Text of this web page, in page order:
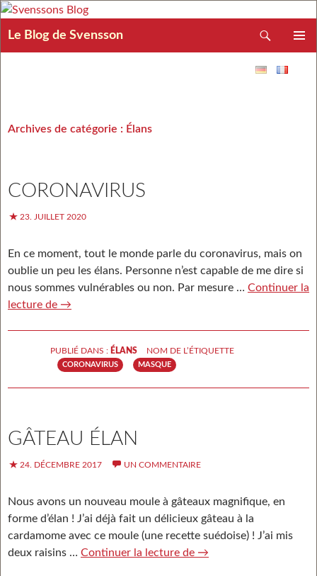
Le Blog de Svensson
Archives de catégorie : Élans
CORONAVIRUS
23. JUILLET 2020
En ce moment, tout le monde parle du coronavirus, mais on
oublie un peu les élans. Personne n’est capable de me dire si
nous sommes vulnérables ou non. Par mesure … Continuer la
lecture de Coronavirus
→
PUBLIÉ DANS : ÉLANS NOM DE L’ÉTIQUETTE
CORONAVIRUS MASQUE
GÂTEAU ÉLAN
24. DÉCEMBRE 2017 UN COMMENTAIRE
Nous avons un nouveau moule à gâteaux magnifique, en
forme d’élan ! J’ai déjà fait un délicieux gâteau à la
cardamome avec ce moule (une recette suédoise) ! J’ai mis
deux raisins … Continuer la lecture de Gâteau élan
→